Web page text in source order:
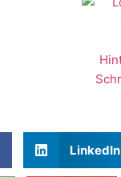
LinkedIn